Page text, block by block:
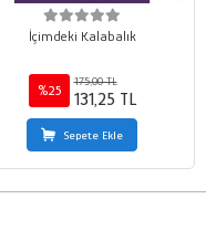
İçimdeki Kalabalık
%25
175,00 TL
131,25 TL
Sepete Ekle